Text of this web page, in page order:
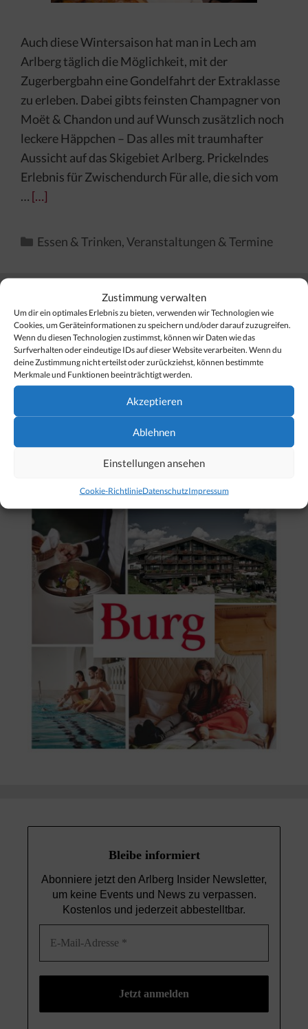
Zustimmung verwalten
Um dir ein optimales Erlebnis zu bieten, verwenden wir Technologien wie
Cookies, um Geräteinformationen zu speichern und/oder darauf zuzugreifen.
Wenn du diesen Technologien zustimmst, können wir Daten wie das
Surfverhalten oder eindeutige IDs auf dieser Website verarbeiten. Wenn du
deine Zustimmung nicht erteilst oder zurückziehst, können bestimmte
Merkmale und Funktionen beeinträchtigt werden.
Akzeptieren
Ablehnen
Einstellungen ansehen
Cookie-RichtlinieDatenschutzImpressum
Auch diese Wintersaison hat man in Lech am
Arlberg täglich die Möglichkeit, mit der
Zugerbergbahn eine Gondelfahrt der Extraklasse
zu erleben. Dabei gibts feinsten Champagner von
Moët & Chandon und auf Wunsch zusätzlich noch
leckere Häppchen – Das alles mit traumhafter
Aussicht auf das Skigebiet Arlberg. Prickelndes
Erlebnis für Zwischendurch Für alle, die sich vom
… […]
Kategorien
Essen & Trinken,Veranstaltungen & Termine
Finden Sie Ihr Thema…
Suchen
nach:
Unser Hotel-Tipp für Lech
Bleibe informiert
Abonniere jetzt den Arlberg Insider Newsletter,
um keine Events und Newszu verpassen.
Kostenlos und jederzeit abbestelltbar.